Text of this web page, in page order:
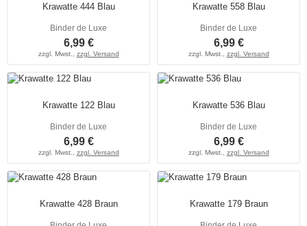
Krawatte 444 Blau
Binder de Luxe
6,99 €
zzgl. Mwst., zzgl. Versand
Krawatte 558 Blau
Binder de Luxe
6,99 €
zzgl. Mwst., zzgl. Versand
Krawatte 122 Blau
Binder de Luxe
6,99 €
zzgl. Mwst., zzgl. Versand
Krawatte 536 Blau
Binder de Luxe
6,99 €
zzgl. Mwst., zzgl. Versand
Krawatte 428 Braun Krawatte 179 Braun